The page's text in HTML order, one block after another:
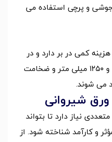
جوشی و پرچی استفاده می
کمی در بر دارد و در
عین حال در عرض های ۱۰۰۰ و ۱۲۵۰ میلی متر و ضخامت
شیروانی
نیاز دارد تا بتواند
و کارآمد شناخته شود. از